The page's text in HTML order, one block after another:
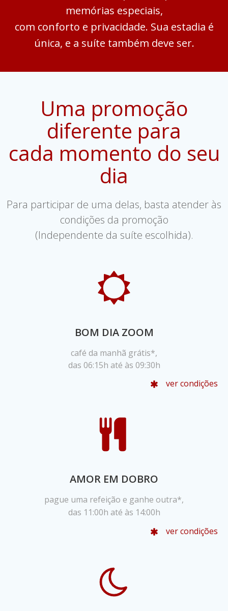
memórias especiais,
com conforto e privacidade. Sua estadia é
única, e a suíte também deve ser.
Uma promoção
diferente para
cada momento do seu
dia
Para participar de uma delas, basta atender às
condições da promoção
(Independente da suíte escolhida).
BOM DIA ZOOM
café da manhã grátis*,
das 06:15h até às 09:30h
ver condições
AMOR EM DOBRO
pague uma refeição e ganhe outra*,
das 11:00h até às 14:00h
ver condições